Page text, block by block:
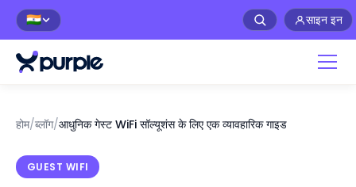
🇮🇳 साइन इन
होम/ब्लॉग/आधुनिक गेस्ट WiFi सॉल्यूशंस के लिए एक व्यावहारिक गाइड
GUEST WIFI